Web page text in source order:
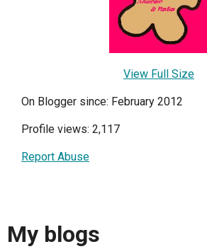
View Full Size
On Blogger since: February 2012
Profile views: 2,117
Report Abuse
My blogs